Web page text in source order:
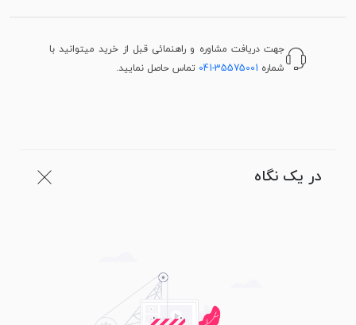
جهت دریافت مشاوره و راهنمائی قبل از خرید میتوانید با
شماره 041-35575001 تماس حاصل نمایید.
در یک نگاه